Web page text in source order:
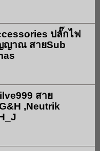
ปลั๊กไฟ
ญาณ สายSub
สาย
,Neutrik